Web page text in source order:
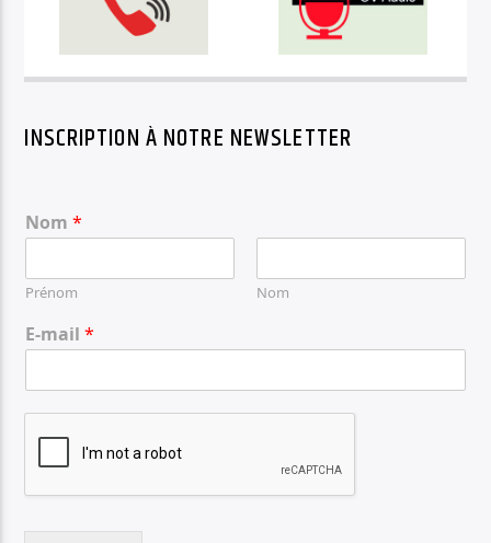
INSCRIPTION À NOTRE NEWSLETTER
Nom*
Prénom Nom
E-mail*